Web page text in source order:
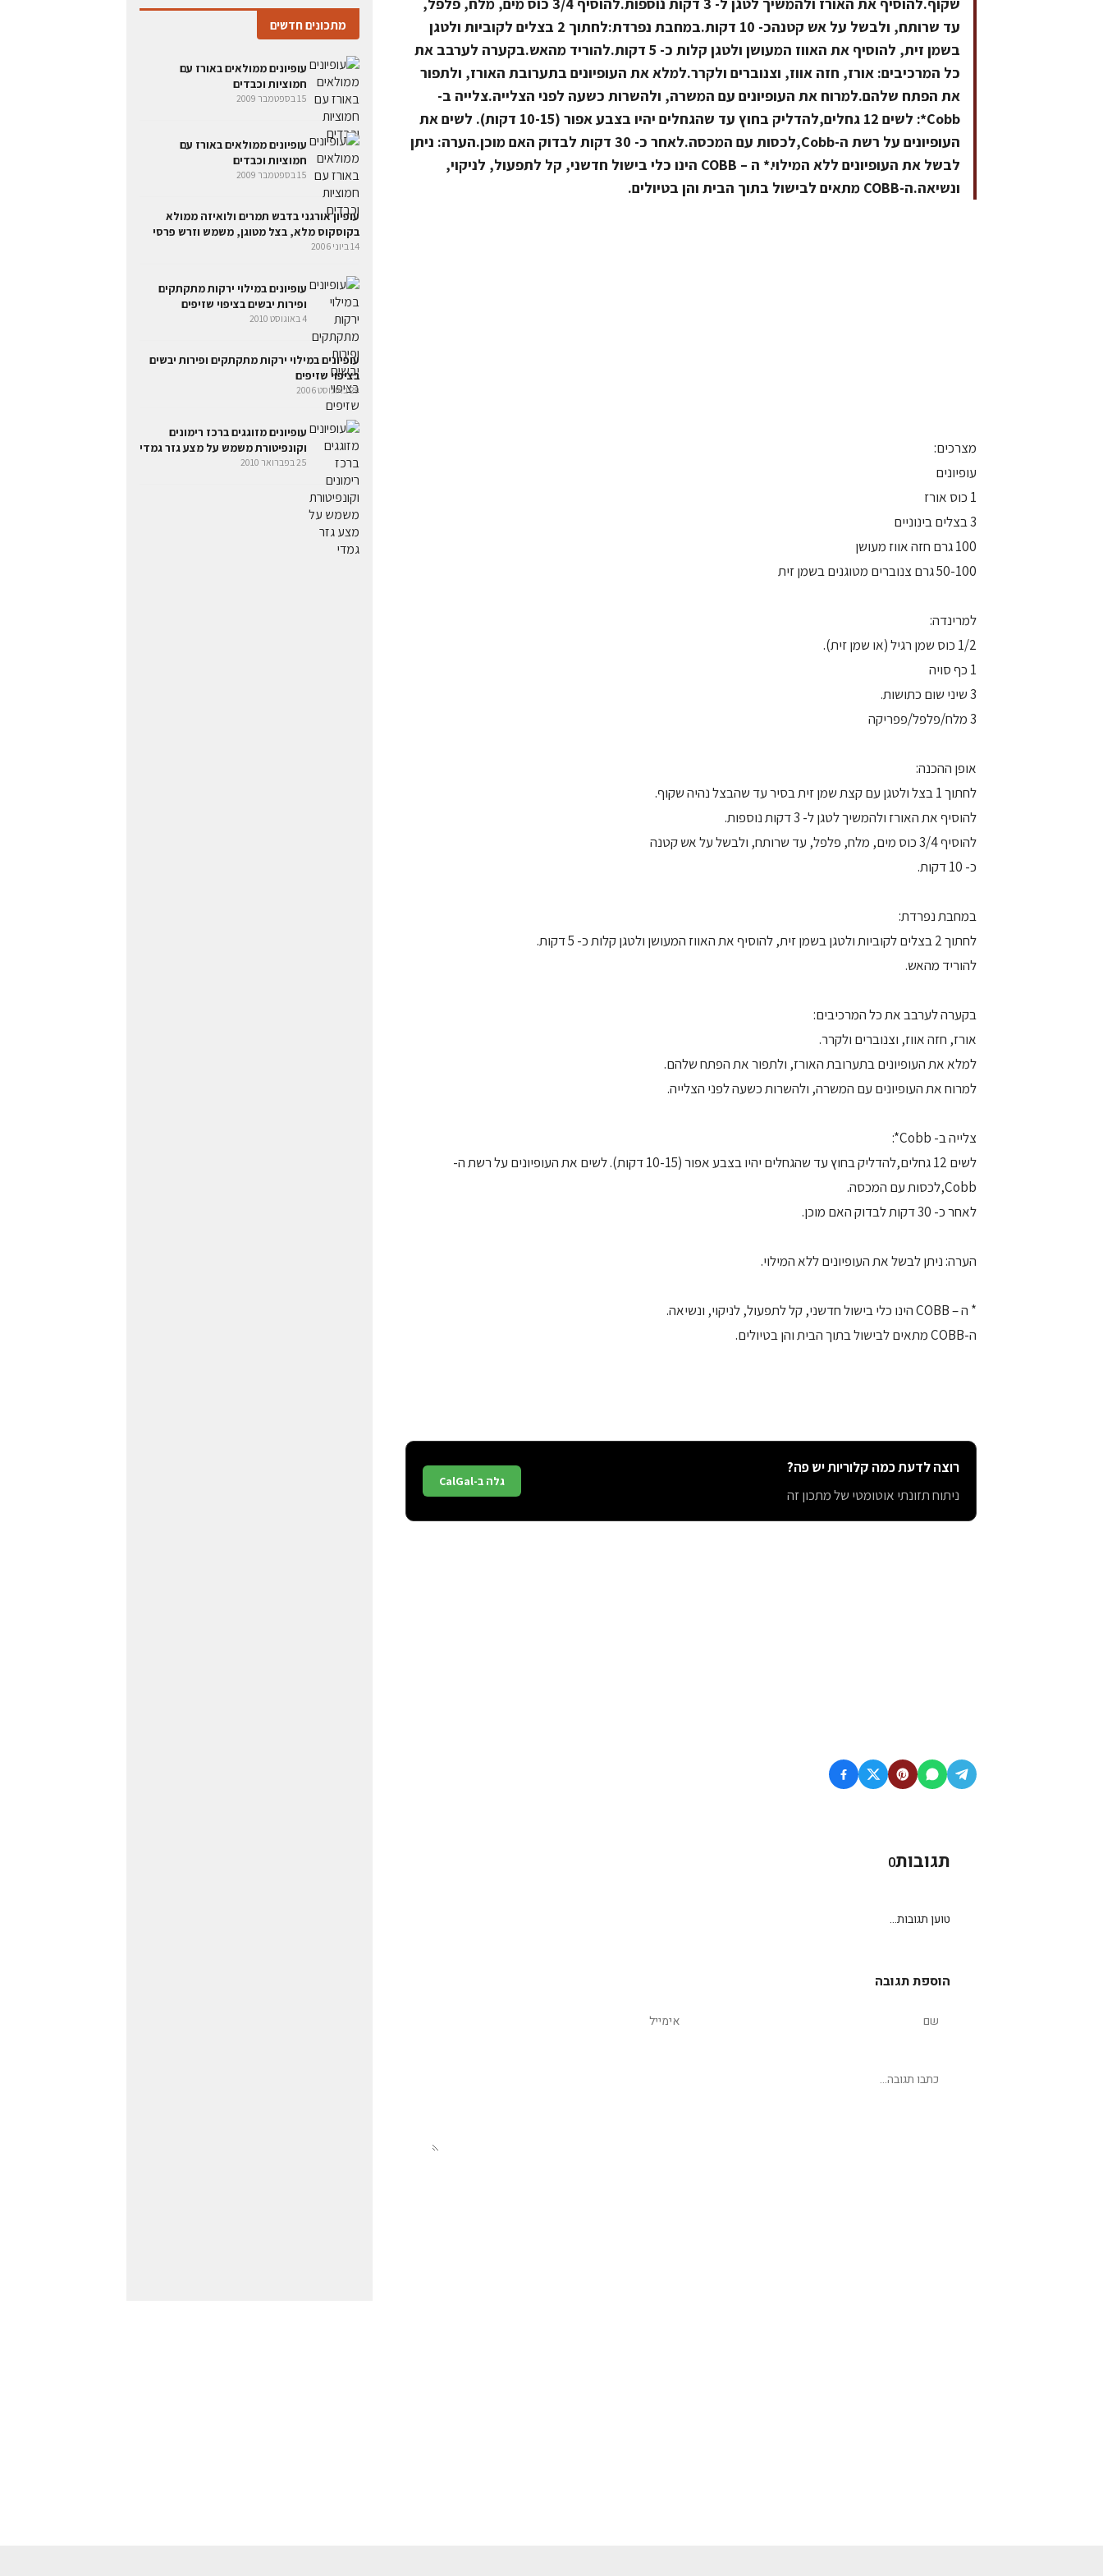
עד שרותח, ולבשל על אש קטנהכ- 10 דקות.במחבת נפרדת:לחתוך 2 בצלים לקוביות ולטגן
בשמן זית, להוסיף את האווז המעושן ולטגן קלות כ- 5 דקות.להוריד מהאש.בקערה לערבב את
כל המרכיבים: אורז, חזה אווז, וצנוברים ולקרר.למלא את העופיונים בתערובת האורז, ולתפור
את הפתח שלהם.למרוח את העופיונים עם המשרה, ולהשרות כשעה לפני הצלייה.צלייה ב-
Cobb*: לשים 12 גחלים,להדליק בחוץ עד שהגחלים יהיו בצבע אפור (10-15 דקות). לשים את
העופיונים על רשת ה-Cobb,לכסות עם המכסה.לאחר כ- 30 דקות לבדוק האם מוכן.הערה: ניתן
לבשל את העופיונים ללא המילוי.* ה – COBB הינו כלי בישול חדשני, קל לתפעול, לניקוי,
ונשיאה.ה-COBB מתאים לבישול בתוך הבית והן בטיולים.
מצרכים:
עופיונים
1 כוס אורז
3 בצלים בינוניים
100 גרם חזה אווז מעושן
50-100 גרם צנוברים מטוגנים בשמן זית
למרינדה:
1/2 כוס שמן רגיל (או שמן זית).
1 כף סויה
3 שיני שום כתושות.
3 מלח/פלפל/פפריקה
אופן ההכנה:
לחתוך 1 בצל ולטגן עם קצת שמן זית בסיר עד שהבצל נהיה שקוף.
להוסיף את האורז ולהמשיך לטגן ל- 3 דקות נוספות.
להוסיף 3/4 כוס מים, מלח, פלפל, עד שרותח, ולבשל על אש קטנה
כ- 10 דקות.
במחבת נפרדת:
לחתוך 2 בצלים לקוביות ולטגן בשמן זית, להוסיף את האווז המעושן ולטגן קלות כ- 5 דקות.
להוריד מהאש.
בקערה לערבב את כל המרכיבים:
אורז, חזה אווז, וצנוברים ולקרר.
למלא את העופיונים בתערובת האורז, ולתפור את הפתח שלהם.
למרוח את העופיונים עם המשרה, ולהשרות כשעה לפני הצלייה.
צלייה ב- Cobb*:
לשים 12 גחלים,להדליק בחוץ עד שהגחלים יהיו בצבע אפור (10-15 דקות). לשים את העופיונים על רשת ה-
Cobb,לכסות עם המכסה.
לאחר כ- 30 דקות לבדוק האם מוכן.
הערה: ניתן לבשל את העופיונים ללא המילוי.
* ה – COBB הינו כלי בישול חדשני, קל לתפעול, לניקוי, ונשיאה.
ה-COBB מתאים לבישול בתוך הבית והן בטיולים.
רוצה לדעת כמה קלוריות יש פה?
ניתוח תזונתי אוטומטי של מתכון זה
גלה ב-CalGal
תגובות0
טוען תגובות...
הוספת תגובה
מתכונים חדשים
עופיונים ממולאים באורז עם
חמוציות וכבדים
15 בספטמבר 2009
עופיונים ממולאים באורז עם
חמוציות וכבדים
15 בספטמבר 2009
עופיון אורגני בדבש תמרים ולואיזה ממולא
בקוסקוס מלא, בצל מטוגן, משמש וזרש פרסי
14 ביוני 2006
עופיונים במילוי ירקות מתקתקים
ופירות יבשים בציפוי שזיפים
4 באוגוסט 2010
עופיונים במילוי ירקות מתקתקים ופירות יבשים
בציפוי שזיפים
29 באוגוסט 2006
עופיונים מזוגגים ברכז רימונים
וקונפיטורת משמש על מצע גזר גמדי
25 בפברואר 2010